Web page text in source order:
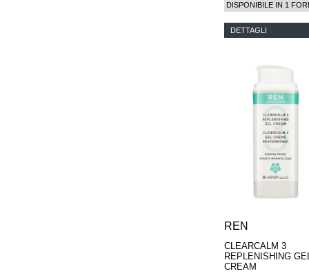
DISPONIBILE IN 1
DETTAGLI
REN
CLEARCALM 3
REPLENISHING
CREAM